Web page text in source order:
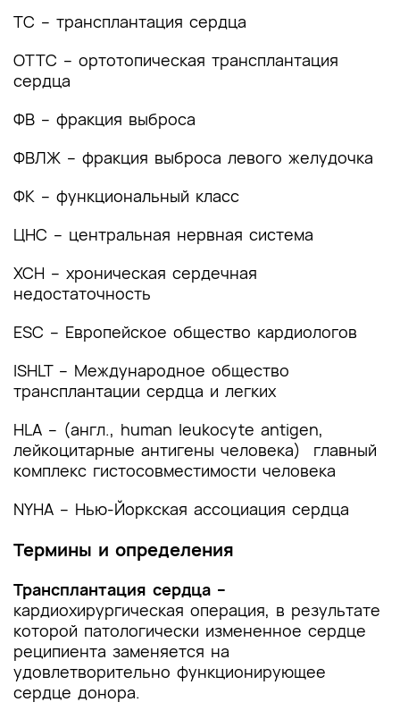
Приложение А1. Состав рабочей группы по
рекомендаций
клинических рекомендаций
Приложение А3. Справочные материалы,
применению и противопоказаний, способов
инструкции по применению лекарственного
Приложение Б. Алгоритмы действий врача
Приложение В. Информация для пациента
Приложение Г1-ГN. Шкалы оценки, вопросники
и другие оценочные инструменты состояния
рекомендациях
ТС – трансплантация сердца
ОТТС – ортотопическая трансплантация
сердца
ФВ – фракция выброса
ФВЛЖ – фракция выброса левого желудочка
ФК – функциональный класс
ЦНС – центральная нервная система
ХСН – хроническая сердечная
недостаточность
ESC – Европейское общество кардиологов
ISHLT – Международное общество
трансплантации сердца и легких
HLA – (англ., human leukocyte antigen,
лейкоцитарные антигены человека) главный
комплекс гистосовместимости человека
NYHA – Нью-Йоркская ассоциация сердца
Термины и определения
Трансплантация сердца –
кардиохирургическая операция, в результате
которой патологически измененное сердце
реципиента заменяется на
удовлетворительно функционирующее
сердце донора.